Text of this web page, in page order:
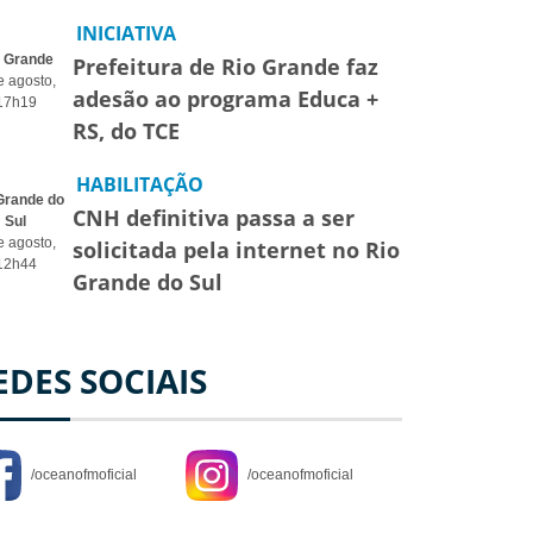
Grande
agosto,
INICIATIVA
Prefeitura de Rio Grande faz
adesão ao programa Educa +
RS, do TCE
do
Sul
agosto,
HABILITAÇÃO
CNH definitiva passa a ser
solicitada pela internet no Rio
Grande do Sul
SOCIAIS
/oceanofmoficial /oceanofmoficial